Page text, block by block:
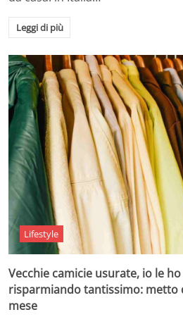
Leggi di più
Lifestyle
Vecchie camicie usurate, io le
risparmiando tantissimo: metto
mese